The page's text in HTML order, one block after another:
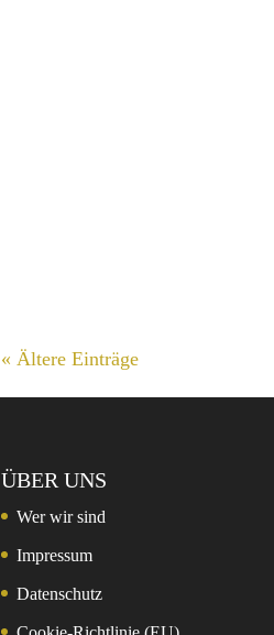
« Ältere Einträge
ÜBER UNS
Wer wir sind
Impressum
Datenschutz